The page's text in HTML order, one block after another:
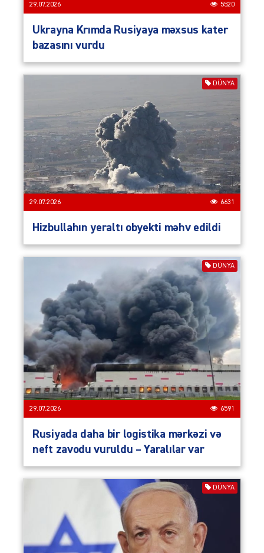
29.07.2026 5520
Ukrayna Krımda Rusiyaya məxsus kater
bazasını vurdu
DÜNYA
29.07.2026 6631
Hizbullahın yeraltı obyekti məhv edildi
DÜNYA
29.07.2026 6591
Rusiyada daha bir logistika mərkəzi və
neft zavodu vuruldu – Yaralılar var
DÜNYA